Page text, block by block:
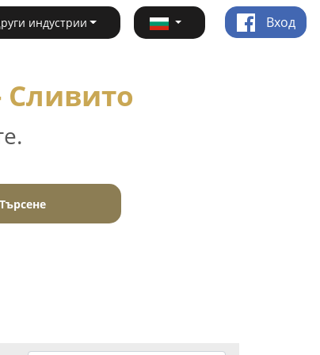
индустрии Вход
Сливито
Търсене